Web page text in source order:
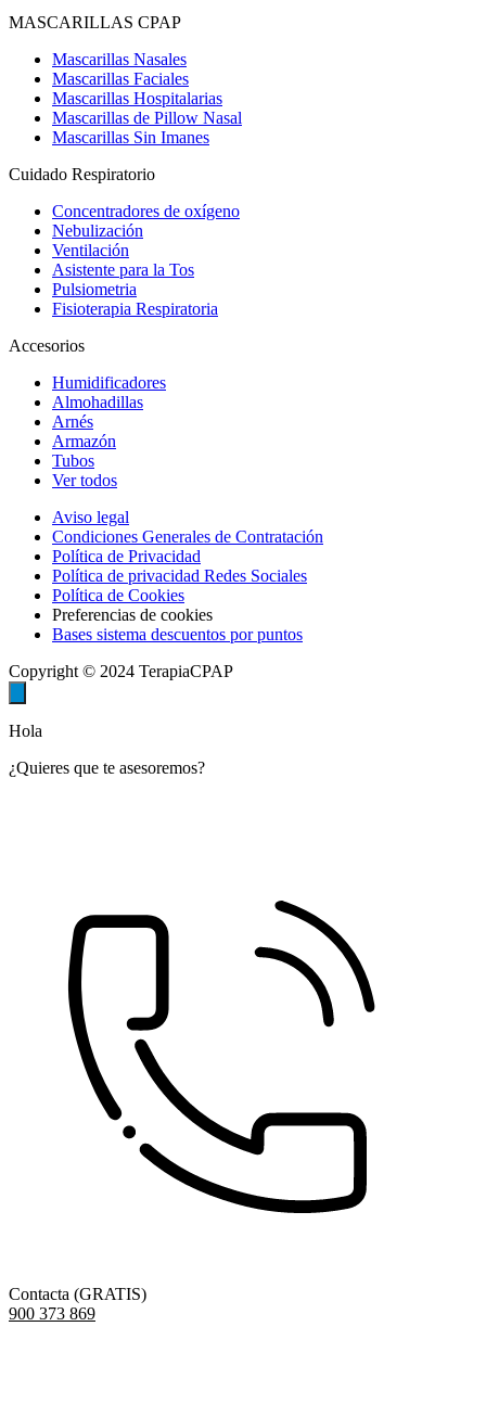
MASCARILLAS CPAP
Mascarillas Nasales
Mascarillas Faciales
Mascarillas Hospitalarias
Mascarillas de Pillow Nasal
Mascarillas Sin Imanes
Cuidado Respiratorio
Concentradores de oxígeno
Nebulización
Ventilación
Asistente para la Tos
Pulsiometria
Fisioterapia Respiratoria
Accesorios
Humidificadores
Almohadillas
Arnés
Armazón
Tubos
Ver todos
Aviso legal
Condiciones Generales de Contratación
Política de Privacidad
Política de privacidad Redes Sociales
Política de Cookies
Preferencias de cookies
Bases sistema descuentos por puntos
Copyright © 2024 TerapiaCPAP
Hola
¿Quieres que te asesoremos?
Contacta (GRATIS)
900 373 869